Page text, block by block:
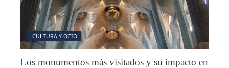
CULTURA Y OCIO
Los monumentos más visitados y su impacto en